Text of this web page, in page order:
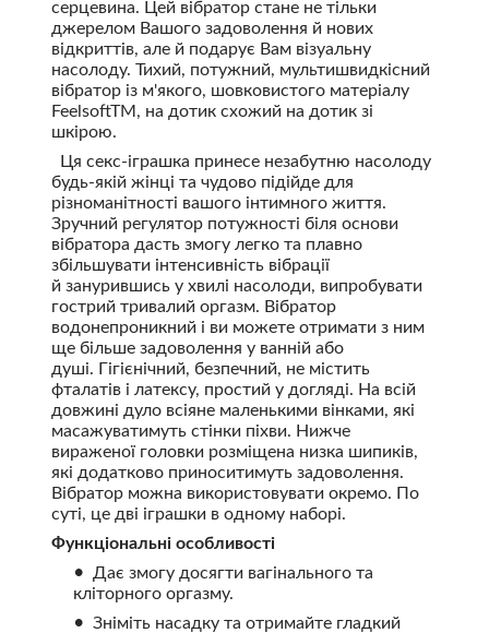
серцевина. Цей вібратор стане не тільки
джерелом Вашого задоволення й нових
відкриттів, але й подарує Вам візуальну
насолоду. Тихий, потужний, мультишвидкісний
вібратор із м'якого, шовковистого матеріалу
FeelsoftTM, на дотик схожий на дотик зі
шкірою.
Ця секс-іграшка принесе незабутню насолоду
будь-якій жінці та чудово підійде для
різноманітності вашого інтимного життя.
Зручний регулятор потужності біля основи
вібратора дасть змогу легко та плавно
збільшувати інтенсивність вібрації
й занурившись у хвилі насолоди, випробувати
гострий тривалий оргазм. Вібратор
водонепроникний і ви можете отримати з ним
ще більше задоволення у ванній або
душі. Гігієнічний, безпечний, не містить
фталатів і латексу, простий у догляді. На всій
довжині дуло всіяне маленькими вінками, які
масажуватимуть стінки піхви. Нижче
вираженої головки розміщена низка шипиків,
які додатково приноситимуть задоволення.
Вібратор можна використовувати окремо. По
суті, це дві іграшки в одному наборі.
Функціональні особливості
Дає змогу досягти вагінального та
кліторного оргазму.
Зніміть насадку та отримайте гладкий